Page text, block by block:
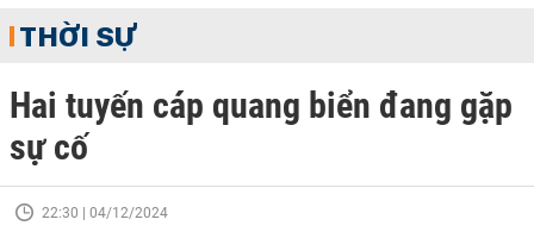
THỜI SỰ
Hai tuyến cáp quang biển đang gặp
sự cố
22:30 | 04/12/2024